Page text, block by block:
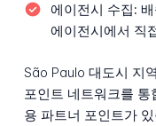
에이전시 수집:
에이전시에서 직
São Paulo 대도시 지
포인트 네트워크를
용 파트너 포인트가